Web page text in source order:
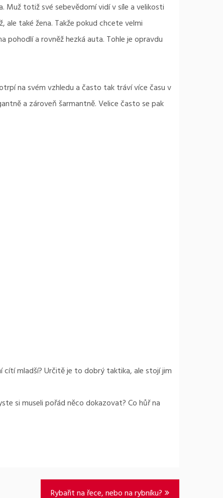
Muž totiž své sebevědomí vidí v síle a velikosti
také žena. Takže pokud chcete velmi
a rovněž hezká auta. Tohle je opravdu
na svém vzhledu a často tak tráví více času v
a zároveň šarmantně. Velice často se pak
cítí mladší? Určitě je to dobrý taktika, ale stojí jim
si museli pořád něco dokazovat? Co hůř na
Rybařit na řece, nebo na rybníku?